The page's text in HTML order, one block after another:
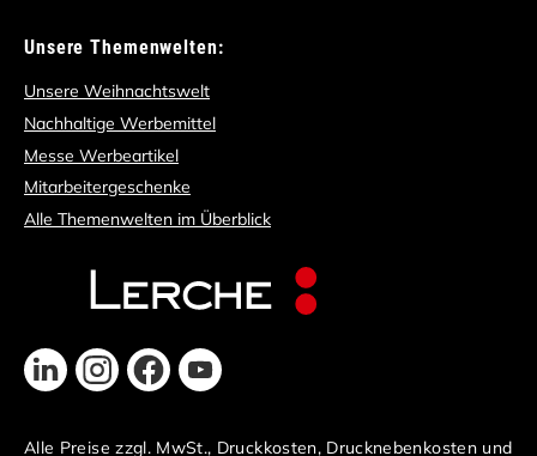
Unsere Themenwelten:
Unsere Weihnachtswelt
Nachhaltige Werbemittel
Messe Werbeartikel
Mitarbeitergeschenke
Alle Themenwelten im Überblick
Alle Preise zzgl. MwSt., Druckkosten, Drucknebenkosten und